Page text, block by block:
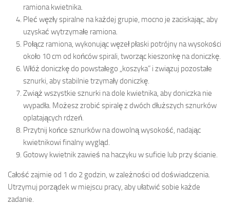
ramiona kwietnika.
Pleć węzły spiralne na każdej grupie, mocno je zaciskając, aby
uzyskać wytrzymałe ramiona.
Połącz ramiona, wykonując węzeł płaski potrójny na wysokości
około 10 cm od końców spirali, tworząc kieszonkę na doniczkę.
Włóż doniczkę do powstałego „koszyka” i związuj pozostałe
sznurki, aby stabilnie trzymały doniczkę.
Zwiąż wszystkie sznurki na dole kwietnika, aby doniczka nie
wypadła. Możesz zrobić spiralę z dwóch dłuższych sznurków
oplatających rdzeń.
Przytnij końce sznurków na dowolną wysokość, nadając
kwietnikowi finalny wygląd.
Gotowy kwietnik zawieś na haczyku w suficie lub przy ścianie.
Całość zajmie od 1 do 2 godzin, w zależności od doświadczenia.
Utrzymuj porządek w miejscu pracy, aby ułatwić sobie każde
zadanie.